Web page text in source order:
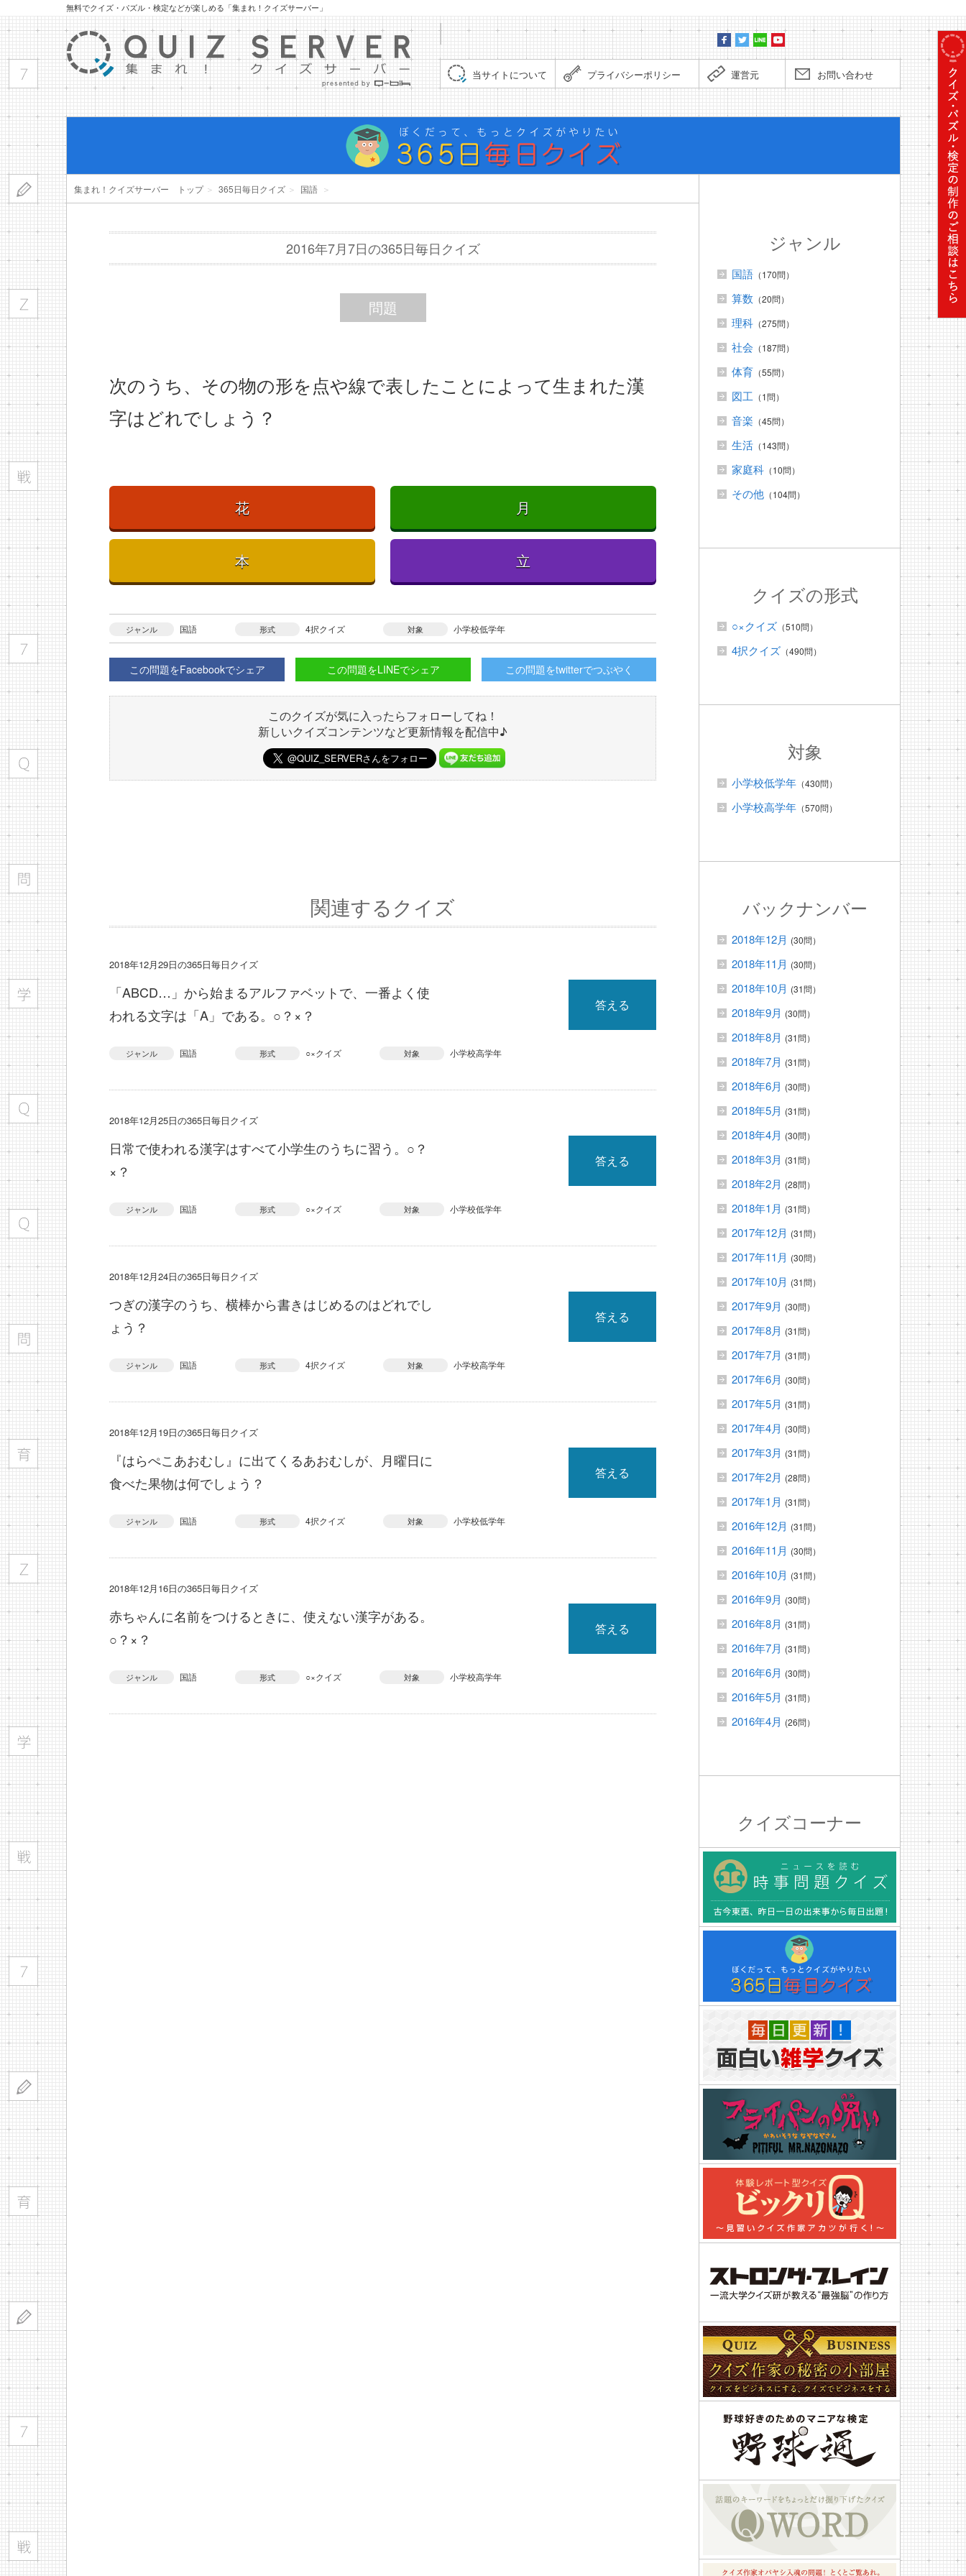
無料でクイズ・パズル・検定などが楽しめる「集まれ！クイズサーバー」
当サイトについて プライバシーポリシー 運営元 お問い合わせ
ぼくだ
集まれ！クイズサーバー トップ＞ 365日毎日クイズ ＞ 国語 ＞
2016年7月7日の365日毎日クイズ
問題
次のうち、その物の形を点や線で表したことによって生まれた漢
字はどれでしょう？
花 月
本 立
ジャンル 国語 形式 4択クイズ 対象 小学校低学年
この問題をFacebookでシェア この問題をLINEでシェア この問題をtwitterでつぶやく
このクイズが気に入ったらフォローしてね！
新しいクイズコンテンツなど更新情報を配信中♪
関連するクイズ
2018年12月29日の365日毎日クイズ
「ABCD…」から始まるアルファベットで、一番よく使
われる文字は「A」である。○？×？
答える
ジャンル 国語 形式 ○×クイズ 対象 小学校高学年
2018年12月25日の365日毎日クイズ
日常で使われる漢字はすべて小学生のうちに習う。○？
×？
答える
ジャンル 国語 形式 ○×クイズ 対象 小学校低学年
2018年12月24日の365日毎日クイズ
つぎの漢字のうち、横棒から書きはじめるのはどれでし
ょう？
答える
ジャンル 国語 形式 4択クイズ 対象 小学校高学年
2018年12月19日の365日毎日クイズ
『はらぺこあおむし』に出てくるあおむしが、月曜日に
食べた果物は何でしょう？
答える
ジャンル 国語 形式 4択クイズ 対象 小学校低学年
2018年12月16日の365日毎日クイズ
赤ちゃんに名前をつけるときに、使えない漢字がある。
○？×？
答える
ジャンル 国語 形式 ○×クイズ 対象 小学校高学年
ジャンル
国語 （170問）
算数 （20問）
理科 （275問）
社会 （187問）
体育 （55問）
図工 （1問）
音楽 （45問）
生活 （143問）
家庭科 （10問）
その他 （104問）
クイズの形式
○×クイズ （510問）
4択クイズ （490問）
対象
小学校低学年 （430問）
小学校高学年 （570問）
バックナンバー
2018年12月 (30問）
2018年11月 (30問）
2018年10月 (31問）
2018年9月 (30問）
2018年8月 (31問）
2018年7月 (31問）
2018年6月 (30問）
2018年5月 (31問）
2018年4月 (30問）
2018年3月 (31問）
2018年2月 (28問）
2018年1月 (31問）
2017年12月 (31問）
2017年11月 (30問）
2017年10月 (31問）
2017年9月 (30問）
2017年8月 (31問）
2017年7月 (31問）
2017年6月 (30問）
2017年5月 (31問）
2017年4月 (30問）
2017年3月 (31問）
2017年2月 (28問）
2017年1月 (31問）
2016年12月 (31問）
2016年11月 (30問）
2016年10月 (31問）
2016年9月 (30問）
2016年8月 (31問）
2016年7月 (31問）
2016年6月 (30問）
2016年5月 (31問）
2016年4月 (26問）
クイズコーナー